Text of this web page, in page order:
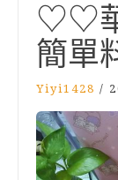
♡♡
簡
Yiyi1428 /